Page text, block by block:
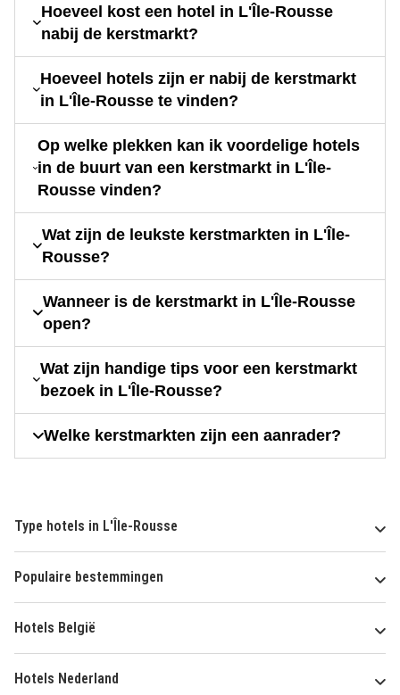
Hoeveel kost een hotel in L'Île-Rousse
nabij de kerstmarkt?
Hoeveel hotels zijn er nabij de kerstmarkt
in L'Île-Rousse te vinden?
Op welke plekken kan ik voordelige hotels
in de buurt van een kerstmarkt in L'Île-
Rousse vinden?
Wat zijn de leukste kerstmarkten in L'Île-
Rousse?
Wanneer is de kerstmarkt in L'Île-Rousse
open?
Wat zijn handige tips voor een kerstmarkt
bezoek in L'Île-Rousse?
Welke kerstmarkten zijn een aanrader?
Type hotels in L'Île-Rousse
Populaire bestemmingen
Hotels België
Hotels Nederland